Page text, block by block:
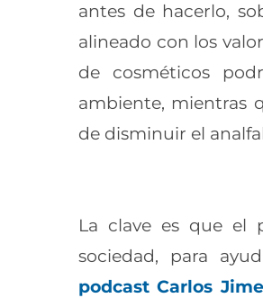
antes de hacerlo,
alineado con los
de cosméticos
ambiente, mientras
de disminuir el
La clave es que el
sociedad, para
podcast Carlos